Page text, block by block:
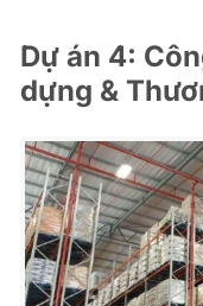
Dự án 4:
dựng &